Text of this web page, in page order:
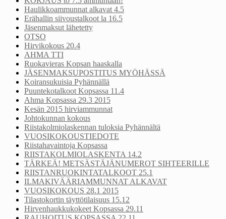
Haulikkoammunnat alkavat 4.5
Erähallin siivoustalkoot la 16.5
Jäsenmaksut lähetetty
OTSO
Hirvikokous 20.4
AHMA TTI
Ruokavieras Kopsan haaskalla
JÄSENMAKSUPOSTITUS MYÖHÄSSÄ
Koiransukuisia Pyhännällä
Puuntekotalkoot Kopsassa 11.4
Ahma Kopsassa 29.3 2015
Kesän 2015 hirviammunnat
Johtokunnan kokous
Riistakolmiolaskennan tuloksia Pyhännältä
VUOSIKOKOUSTIEDOTE
Riistahavaintoja Kopsassa
RIISTAKOLMIOLASKENTA 14.2
TÄRKEÄ! METSÄSTÄJÄNUMEROT SIHTEERILLE
RIISTANRUOKINTATALKOOT 25.1
ILMAKIVÄÄRIAMMUNNAT ALKAVAT
VUOSIKOKOUS 28.1 2015
Tilastokortin täyttötilaisuus 15.12
Hirvenhaukkukokeet Kopsassa 29.11